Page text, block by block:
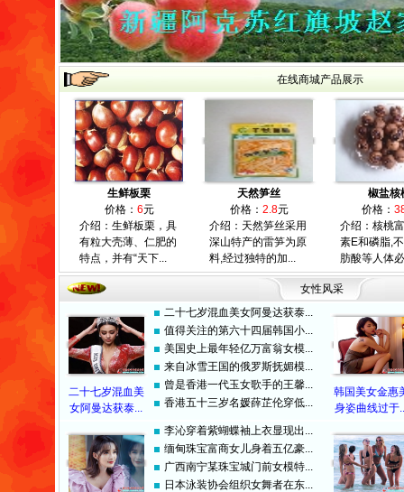
在线商城产品展示
生鲜板栗
价格： 6元
介绍：生鲜板栗，具
有粒大壳薄、仁肥的
特点，并有“天下...
天然笋丝
价格： 2.8元
介绍：天然笋丝采用
深山特产的雷笋为原
料,经过独特的加...
椒盐核
价格：
介绍：核桃
素E和磷脂,
肪酸等人体
女性风采
二十七岁混血美
女阿曼达获泰...
二十七岁混血美女阿曼达获泰...
值得关注的第六十四届韩国小...
美国史上最年轻亿万富翁女模...
来自冰雪王国的俄罗斯抚媚模...
曾是香港一代玉女歌手的王馨...
香港五十三岁名媛薛芷伦穿低...
韩国美女金惠
身姿曲线过于
李沁穿着紫蝴蝶袖上衣显现出...
缅甸珠宝富商女儿身着五亿豪...
广西南宁某珠宝城门前女模特...
日本泳装协会组织女舞者在东...